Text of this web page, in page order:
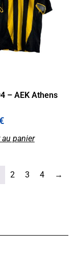
– AEK Athens
panier
2 3 4 →